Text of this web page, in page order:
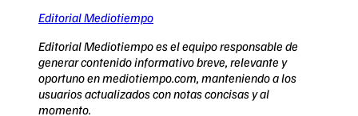
Editorial Mediotiempo
Editorial Mediotiempo es el equipo responsable de
generar contenido informativo breve, relevante y
oportuno en mediotiempo.com, manteniendo a los
usuarios actualizados con notas concisas y al
momento.